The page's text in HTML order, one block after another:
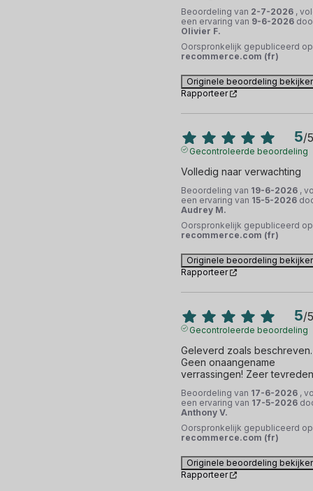
Beoordeling van 2-7-2026 ,
een ervaring van 9-6-2026
Olivier F.
Oorspronkelijk gepubliceerd op
recommerce.com (fr)
Originele beoordeling
Rapporteer
5/5
Gecontroleerde beoordeling
Volledig naar verwachting
Beoordeling van 19-6-2026 ,
een ervaring van 15-5-2026
Audrey M.
Oorspronkelijk gepubliceerd op
recommerce.com (fr)
Originele beoordeling
Rapporteer
5/5
Gecontroleerde beoordeling
Geleverd zoals beschreven.
Geen onaangename
verrassingen! Zeer
Beoordeling van 17-6-2026 ,
een ervaring van 17-5-2026
Anthony V.
Oorspronkelijk gepubliceerd op
recommerce.com (fr)
Originele beoordeling
Rapporteer